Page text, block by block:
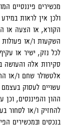
מכשירים פיננסיים
ולכן אין לראות
הקורא, או הצעה או
השקעות ו/או
לכל נזק, ישיר או
סקירות אלה והעושה
אלטשולר שחם ו/או
עשויים לעסוק
ההון והפיננסים, וכן
להחזיק ו/או לסחור
בנכסים ובמכשירים